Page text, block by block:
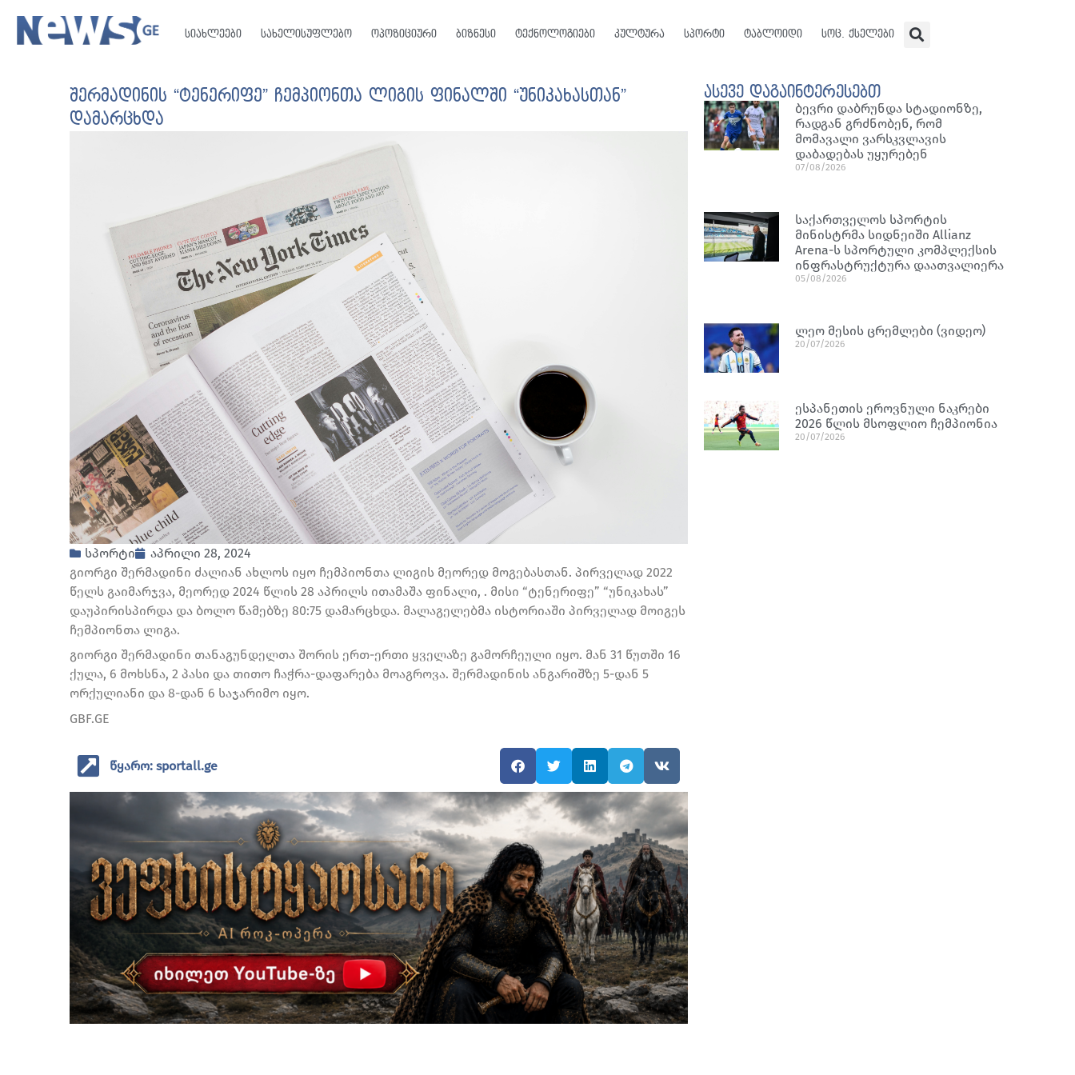
სიახლეები სახელისუფლებო ოპოზიციური ბიზნესი ტექნოლოგიები კულტურა სპორტი ტაბლოიდი სოც. ქსელები
შერმადინის “ტენერიფე” ჩემპიონთა ლიგის ფინალში “უნიკახასთან”
დამარცხდა
სპორტი
აპრილი 28, 2024
გიორგი შერმადინი ძალიან ახლოს იყო ჩემპიონთა ლიგის მეორედ მოგებასთან. პირველად 2022
წელს გაიმარჯვა, მეორედ 2024 წლის 28 აპრილს ითამაშა ფინალი, . მისი “ტენერიფე” “უნიკახას”
დაუპირისპირდა და ბოლო წამებზე 80:75 დამარცხდა. მალაგელებმა ისტორიაში პირველად მოიგეს
ჩემპიონთა ლიგა.
გიორგი შერმადინი თანაგუნდელთა შორის ერთ-ერთი ყველაზე გამორჩეული იყო. მან 31 წუთში 16
ქულა, 6 მოხსნა, 2 პასი და თითო ჩაჭრა-დაფარება მოაგროვა. შერმადინის ანგარიშზე 5-დან 5
ორქულიანი და 8-დან 6 საჯარიმო იყო.
GBF.GE
წყარო: sportall.ge
ასევე დაგაინტერესებთ
ბევრი დაბრუნდა სტადიონზე,
რადგან გრძნობენ, რომ
მომავალი ვარსკვლავის
დაბადებას უყურებენ
07/08/2026
საქართველოს სპორტის
მინისტრმა სიდნეიში Allianz
Arena-ს სპორტული კომპლექსის
ინფრასტრუქტურა დაათვალიერა
05/08/2026
ლეო მესის ცრემლები (ვიდეო)
20/07/2026
ესპანეთის ეროვნული ნაკრები
2026 წლის მსოფლიო ჩემპიონია
20/07/2026